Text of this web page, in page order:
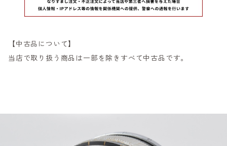
【中古品について】
当店で取り扱う商品は一部を除きすべて中古品です。